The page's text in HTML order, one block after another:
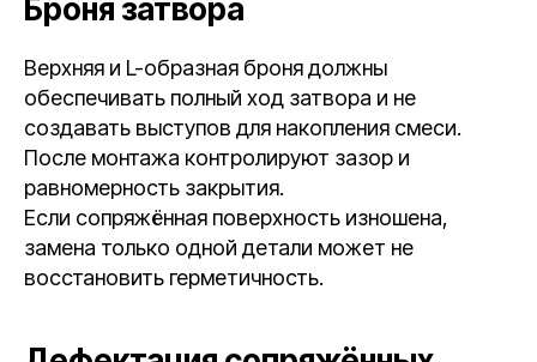
Броня затвора
Верхняя и L-образная броня должны
обеспечивать полный ход затвора и не
создавать выступов для накопления смеси.
После монтажа контролируют зазор и
равномерность закрытия.
Если сопряжённая поверхность изношена,
замена только одной детали может не
восстановить герметичность.